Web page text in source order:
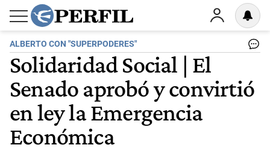
ALBERTO CON "SUPERPODERES"
Solidaridad Social | El
Senado aprobó y convirtió
en ley la Emergencia
Económica